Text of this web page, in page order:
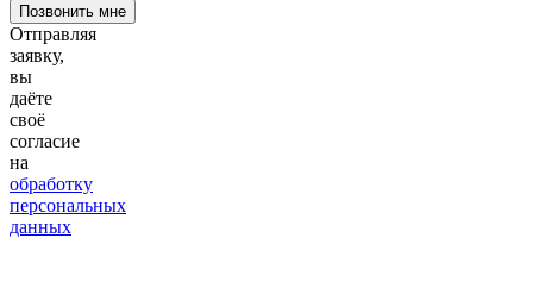
Отправляя
заявку,
вы
даёте
своё
согласие
на
обработку
персональных
данных